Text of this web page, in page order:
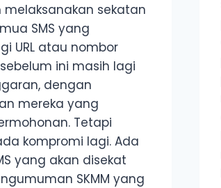
melaksanakan sekatan
SMS yang
URL atau nombor
ini masih lagi
dengan
mereka yang
Tetapi
kompromi lagi. Ada
yang akan disekat
SKMM yang